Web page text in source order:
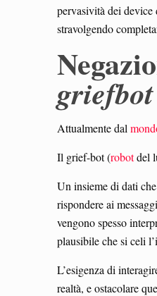
pervasività dei device
stravolgendo
griefbot
Attualmente dal
Il grief-bot (robotdel
Un insieme di dati
rispondere ai
vengono spesso
plausibile che si celi
L’esigenza di
realtà, e ostacolare